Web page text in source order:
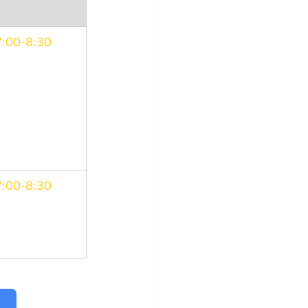
8:30
8:30